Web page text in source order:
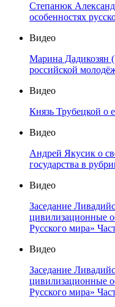
Степанюк
особенностях
Видео
Марина Дадикозян
российской
Видео
Князь Трубецкой о
Видео
Андрей Якусик о
государства в
Видео
Заседание
цивилизационные
Русского мира»
Видео
Заседание
цивилизационные
Русского мира»